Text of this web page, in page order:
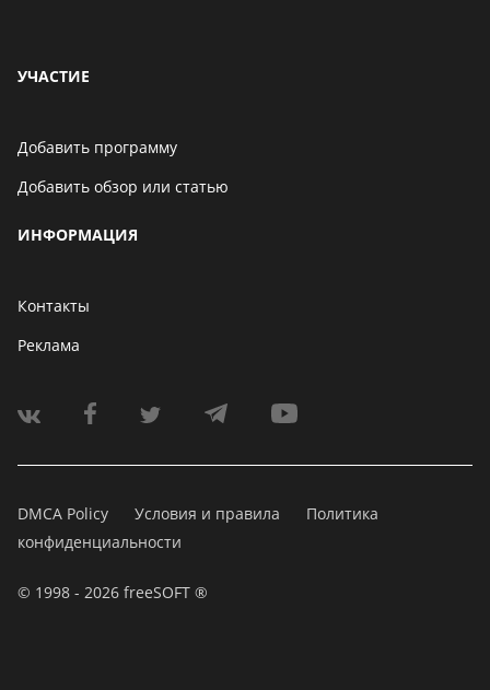
УЧАСТИЕ
Добавить программу
Добавить обзор или статью
ИНФОРМАЦИЯ
Контакты
Реклама
DMCA Policy Условия и правила
Политика
конфиденциальности
© 1998 - 2026 freeSOFT ®